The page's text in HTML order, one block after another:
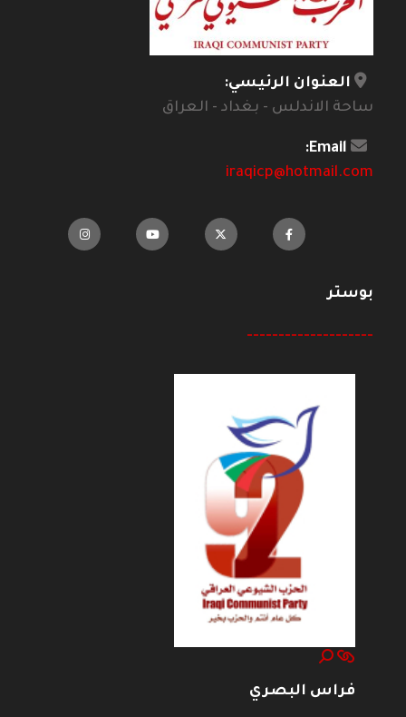
العنوان الرئيسي:
ساحة الاندلس - بغداد - العراق
Email:
iraqicp@hotmail.com
بوستر
--------------------
فراس البصري